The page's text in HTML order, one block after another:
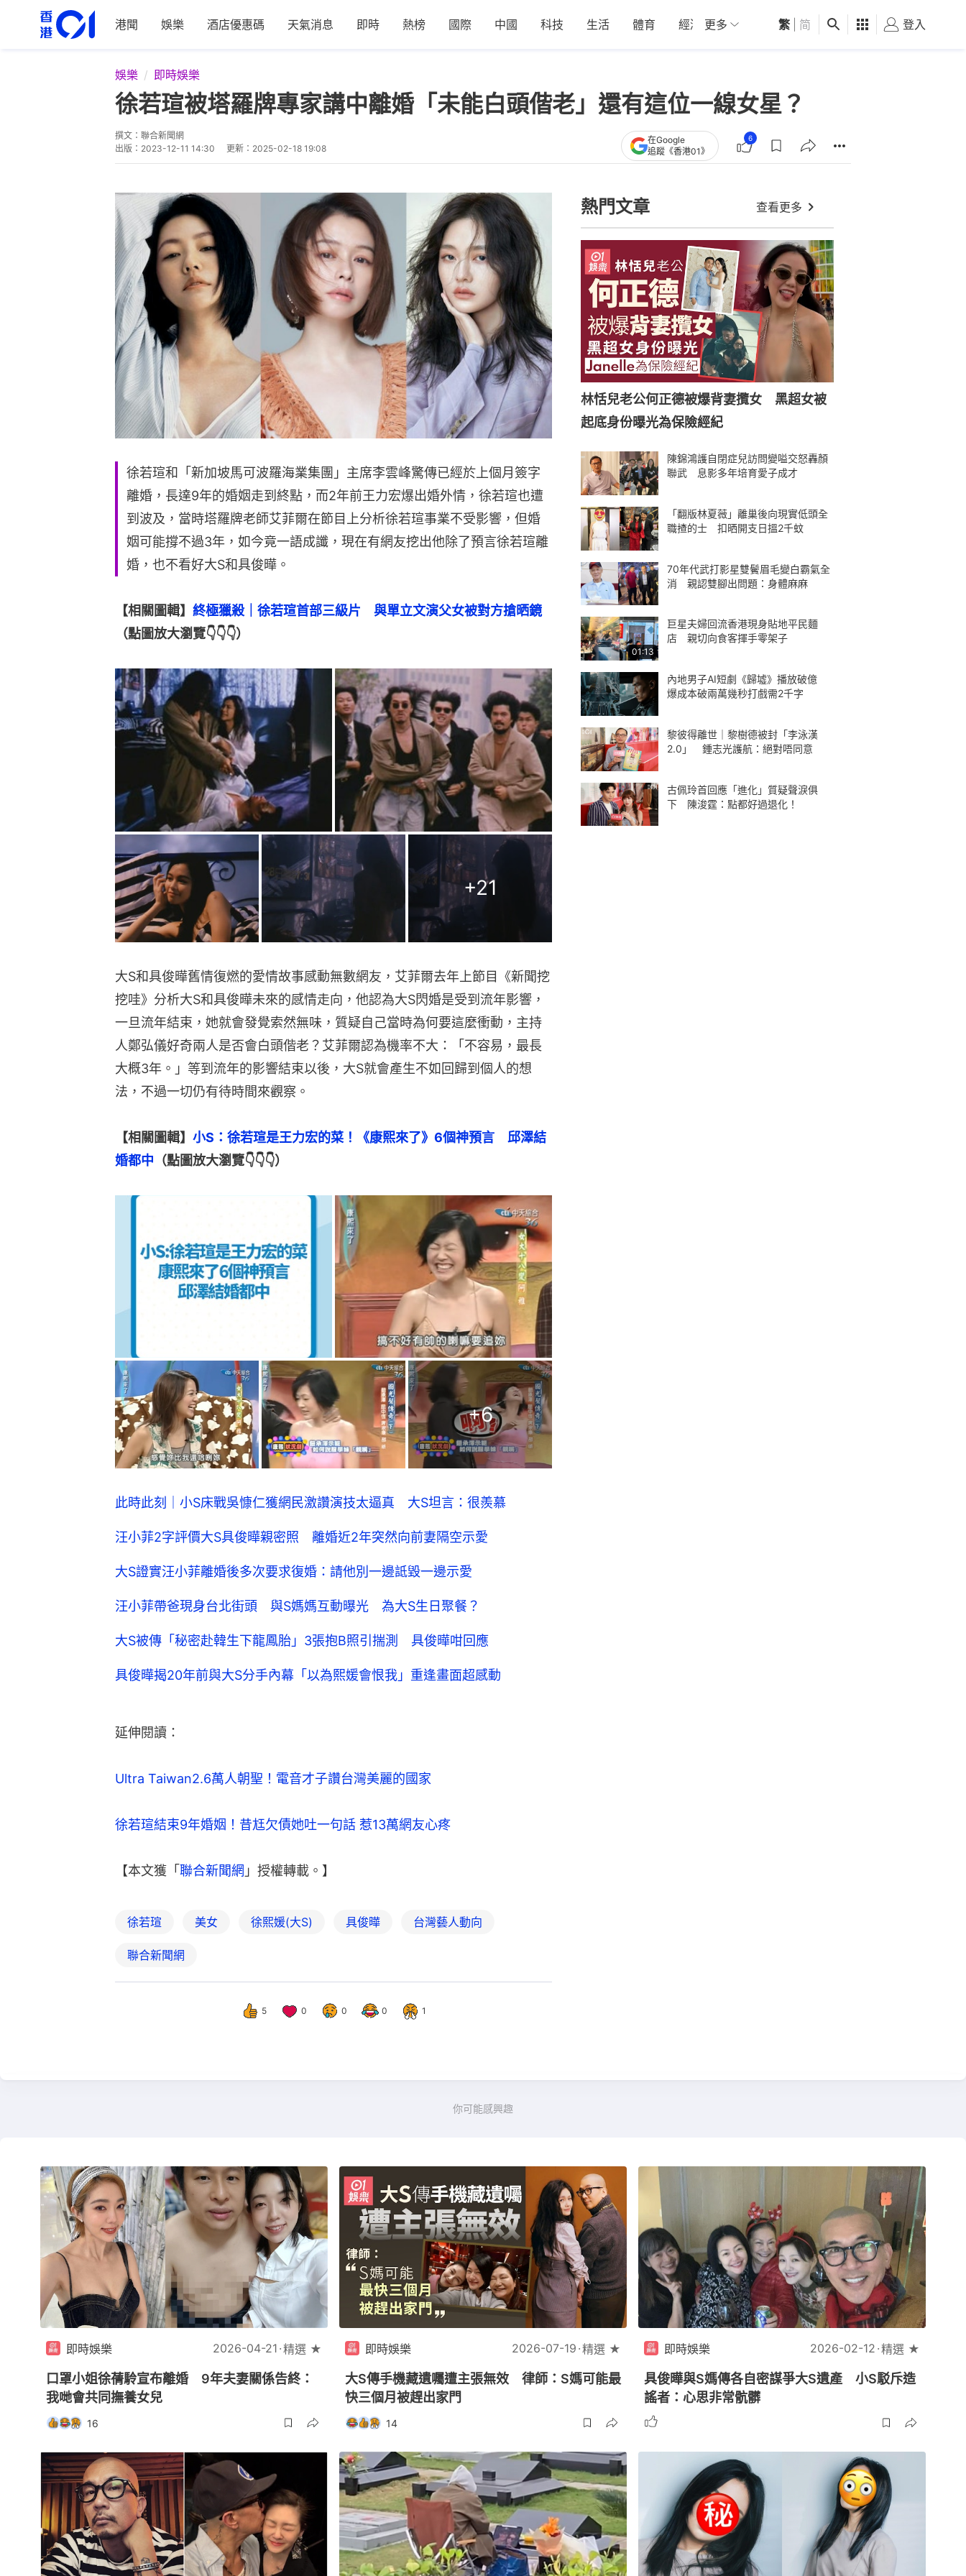
港聞 娛樂 酒店優惠碼 天氣消息 即時 熱榜 國際 中國 科技 生活 體育 經濟 01深圳 觀點 健康 好食玩飛
更多 繁 简 登入
娛樂 即時娛樂
徐若瑄被塔羅牌專家講中離婚「未能白頭偕老」還有這位一線女星？
撰文： 聯合新聞網
出版： 2023-12-11 14:30 更新： 2025-02-18 19:08
在Google
追蹤《香港01》
6
徐若瑄和「新加坡馬可波羅海業集團」主席李雲峰驚傳已經於上個月簽字
離婚，長達9年的婚姻走到終點，而2年前王力宏爆出婚外情，徐若瑄也遭
到波及，當時塔羅牌老師艾菲爾在節目上分析徐若瑄事業不受影響，但婚
姻可能撐不過3年，如今竟一語成讖，現在有網友挖出他除了預言徐若瑄離
婚，也不看好大S和具俊曄。
【相關圖輯】 終極獵殺｜徐若瑄首部三級片　與單立文演父女被對方搶晒鏡
（點圖放大瀏覽👇👇👇）
+21
大S和具俊曄舊情復燃的愛情故事感動無數網友，艾菲爾去年上節目《新聞挖
挖哇》分析大S和具俊曄未來的感情走向，他認為大S閃婚是受到流年影響，
一旦流年結束，她就會發覺索然無味，質疑自己當時為何要這麼衝動，主持
人鄭弘儀好奇兩人是否會白頭偕老？艾菲爾認為機率不大：「不容易，最長
大概3年。」等到流年的影響結束以後，大S就會產生不如回歸到個人的想
法，不過一切仍有待時間來觀察。
【相關圖輯】 小S：徐若瑄是王力宏的菜！《康熙來了》6個神預言　邱澤結
婚都中 （點圖放大瀏覽👇👇👇）
+6
此時此刻｜小S床戰吳慷仁獲網民激讚演技太逼真 大S坦言：很羨慕
汪小菲2字評價大S具俊曄親密照 離婚近2年突然向前妻隔空示愛
大S證實汪小菲離婚後多次要求復婚：請他別一邊詆毀一邊示愛
汪小菲帶爸現身台北街頭 與S媽媽互動曝光 為大S生日聚餐？
大S被傳「秘密赴韓生下龍鳳胎」3張抱B照引揣測 具俊曄咁回應
具俊曄揭20年前與大S分手內幕「以為熙媛會恨我」重逢畫面超感動
延伸閱讀：
Ultra Taiwan2.6萬人朝聖！電音才子讚台灣美麗的國家
徐若瑄結束9年婚姻！昔尪欠債她吐一句話 惹13萬網友心疼
【本文獲「 聯合新聞網 」授權轉載。】
徐若瑄 美女 徐熙媛(大S) 具俊曄 台灣藝人動向
聯合新聞網
5 0 0 0 1
熱門文章 查看更多
林恬兒老公何正德被爆背妻攬女 黑超女被
起底身份曝光為保險經紀
陳錦鴻護自閉症兒訪問變嗌交怒轟顏
聯武 息影多年培育愛子成才
「翻版林夏薇」離巢後向現實低頭全
職揸的士 扣晒開支日搵2千蚊
70年代武打影星雙鬢眉毛變白霸氣全
消 親認雙腳出問題：身體麻麻
01:13
巨星夫婦回流香港現身貼地平民麵
店 親切向食客揮手零架子
內地男子AI短劇《歸墟》播放破億
爆成本破兩萬幾秒打戲需2千字
黎彼得離世｜黎樹德被封「李泳漢
2.0」 鍾志光護航：絕對唔同意
古佩玲首回應「進化」質疑聲淚俱
下 陳浚霆：點都好過退化！
你可能感興趣
即時娛樂 2026-04-21 精選 ★
口罩小姐徐蒨駖宣布離婚 9年夫妻關係告終：
我哋會共同撫養女兒
16
即時娛樂 2026-07-19 精選 ★
大S傳手機藏遺囑遭主張無效 律師：S媽可能最
快三個月被趕出家門
14
即時娛樂 2026-02-12 精選 ★
具俊曄與S媽傳各自密謀爭大S遺產 小S駁斥造
謠者：心思非常骯髒